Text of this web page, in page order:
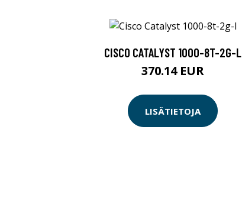
CISCO CATALYST 1000-8T-2G-L
370.14 EUR
LISÄTIETOJA